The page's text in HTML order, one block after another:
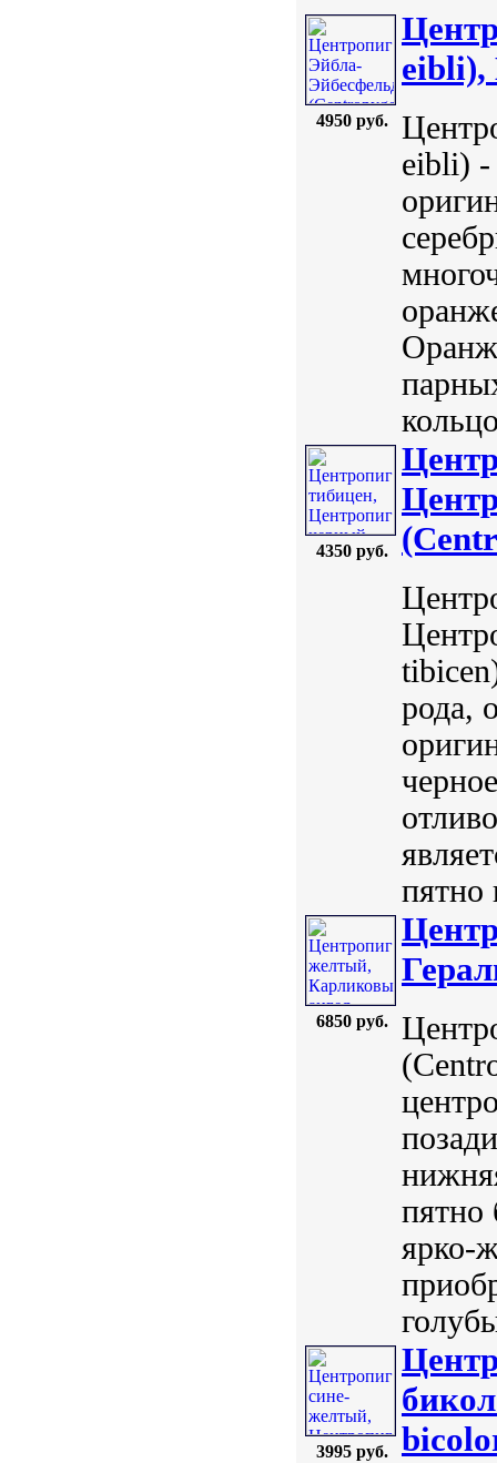
4950 руб.
eibli),
eibli) -
4350 руб.
рода,
пятно
6850 руб.
пятно
ярко-
3995 руб.